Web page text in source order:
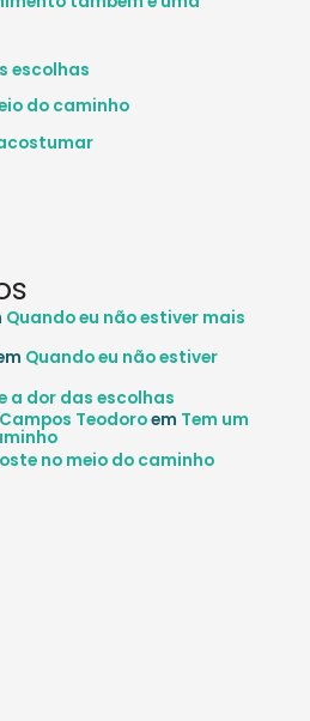
escolhas
do caminho
Quando eu não estiver mais
Quando eu não estiver
a dor das escolhas
Teodoroem Tem um
no meio do caminho